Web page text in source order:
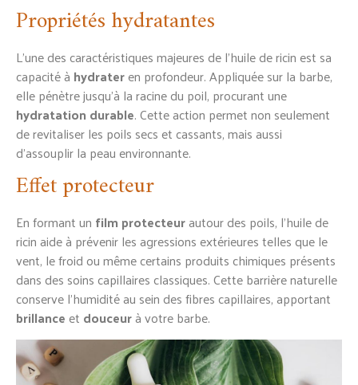
Propriétés hydratantes
L’une des caractéristiques majeures de l’huile de ricin est sa
capacité à hydrateren profondeur. Appliquée sur la barbe,
elle pénètre jusqu’à la racine du poil, procurant une
hydratation durable. Cette action permet non seulement
de revitaliser les poils secs et cassants, mais aussi
d’assouplir la peau environnante.
Effet protecteur
En formant un film protecteurautour des poils, l’huile de
ricin aide à prévenir les agressions extérieures telles que le
vent, le froid ou même certains produits chimiques présents
dans des soins capillaires classiques. Cette barrière naturelle
conserve l’humidité au sein des fibres capillaires, apportant
brillance et douceurà votre barbe.